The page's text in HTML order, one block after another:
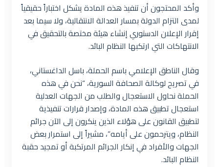
وأكد المحتجون أن تنفيذ هذه المادة يشكل اختباراً حقيقياً
لمدى التزام الدولة بمسار العدالة الانتقالية، ولا سيما بعد
إقرار الإعلان الدستوري إنشاء هيئة مختصة بالتحقيق في
الانتهاكات التي ارتكبها النظام البائد.
وقال الناطق الإعلامي باسم الحملة، باسل الداغستاني،
في تصريح لوكالة الصحافة السورية، “نحن في هذه
الحملة نحاول الاستعجال والطلب من الجهات العدلية
استعجال تطبيق هذه المادة، وإصدار قرارات تنفيذية
لتطبيق القانون على هؤلاء الذين ينكرون إلى الآن جرائم
النظام، ويترحمون على أيامه”، مشيراً إلى استمرار بعض
الجهات والأفراد في إنكار الجرائم المرتكبة أو تمجيد حقبة
النظام البائد.